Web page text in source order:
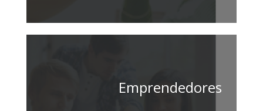
Emprendedores